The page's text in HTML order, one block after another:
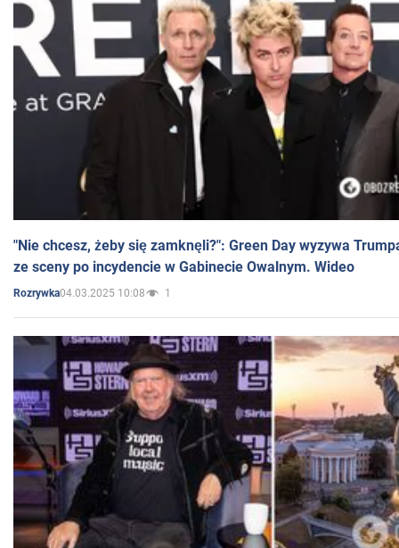
"Nie chcesz, żeby się zamknęli?": Green Day wyzywa
ze sceny po incydencie w Gabinecie Owalnym. Wideo
Rozrywka04.03.2025 10:08 1